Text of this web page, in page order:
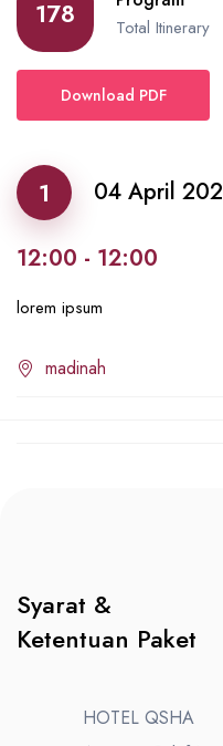
IDR 59,900,000
178 Total Itinerary
Download PDF
1 04 April
12:00 - 12:00
lorem ipsum
madinah
Syarat &
Ketentuan Paket
HOTEL QSHA